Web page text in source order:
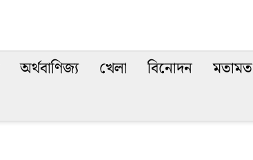
অর্থবাণিজ্য খেলা বিনোদন মতামত